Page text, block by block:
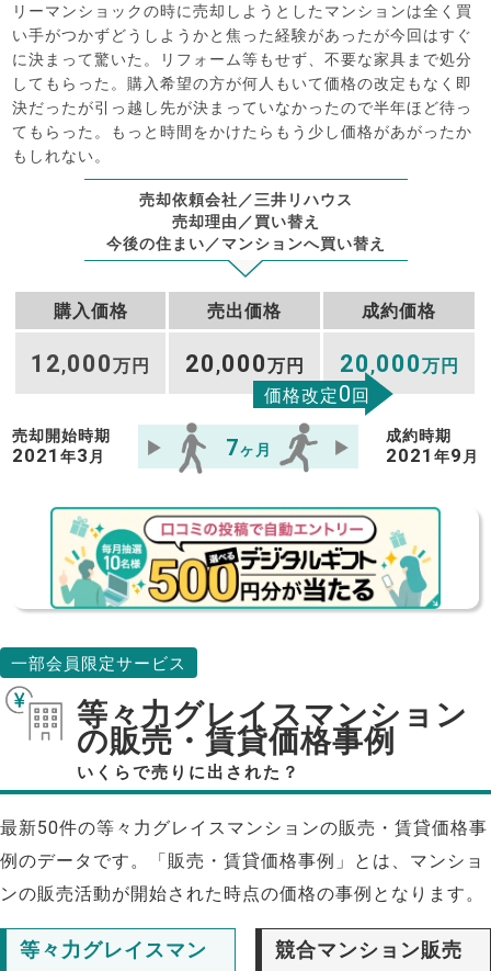
リーマンショックの時に売却しようとしたマンションは全く買
い手がつかずどうしようかと焦った経験があったが今回はすぐ
に決まって驚いた。リフォーム等もせず、不要な家具まで処分
してもらった。購入希望の方が何人もいて価格の改定もなく即
決だったが引っ越し先が決まっていなかったので半年ほど待っ
てもらった。もっと時間をかけたらもう少し価格があがったか
もしれない。
売却依頼会社／三井リハウス
売却理由／買い替え
今後の住まい／マンションへ買い替え
購入価格 売出価格 成約価格
12,000万円 20 ,000万円 20 ,000万円
価格改定0回
売却開始時期
2021年3 月 7ヶ月
成約時期
2021 年9 月
一部会員限定サービス
等々力グレイスマンション
の販売・賃貸価格事例
いくらで売りに出された？
最新50件の等々力グレイスマンションの販売・賃貸価格事
例のデータです。「販売・賃貸価格事例」とは、マンショ
ンの販売活動が開始された時点の価格の事例となります。
等々力グレイスマン
競合マンション販売